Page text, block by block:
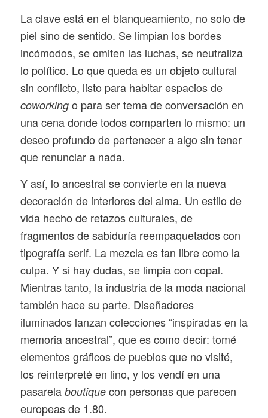
La clave está en el blanqueamiento, no solo de
piel sino de sentido. Se limpian los bordes
incómodos, se omiten las luchas, se neutraliza
lo político. Lo que queda es un objeto cultural
sin conflicto, listo para habitar espacios de
coworkingo para ser tema de conversación en
una cena donde todos comparten lo mismo: un
deseo profundo de pertenecer a algo sin tener
que renunciar a nada.
Y así, lo ancestral se convierte en la nueva
decoración de interiores del alma. Un estilo de
vida hecho de retazos culturales, de
fragmentos de sabiduría reempaquetados con
tipografía serif. La mezcla es tan libre como la
culpa. Y si hay dudas, se limpia con copal.
Mientras tanto, la industria de la moda nacional
también hace su parte. Diseñadores
iluminados lanzan colecciones “inspiradas en la
memoria ancestral”, que es como decir: tomé
elementos gráficos de pueblos que no visité,
los reinterpreté en lino, y los vendí en una
pasarela boutiquecon personas que parecen
europeas de 1.80.